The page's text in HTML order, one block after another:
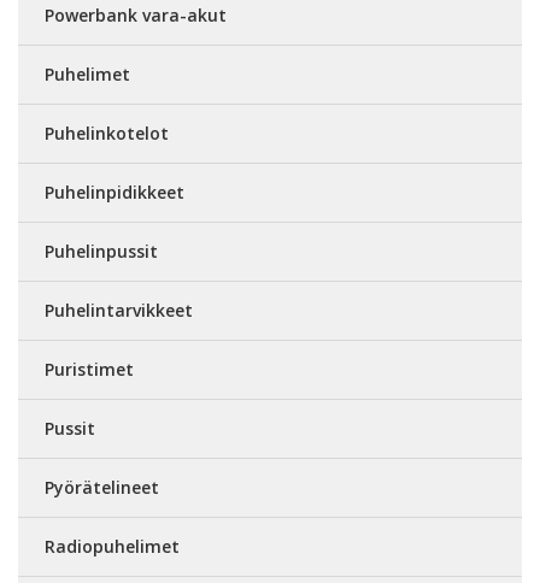
Powerbank vara-akut
Puhelimet
Puhelinkotelot
Puhelinpidikkeet
Puhelinpussit
Puhelintarvikkeet
Puristimet
Pussit
Pyörätelineet
Radiopuhelimet